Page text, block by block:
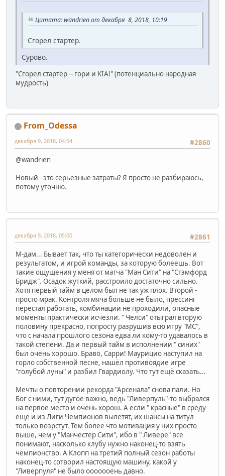
Цитата: wandrien от декабря 8, 2018, 10:19
Сгорел стартер.
Сурово.
"Сгорел стартёр -- гори и KIA!" (потенциально народная
мудрость)
From_Odessa
#2860
декабря 9, 2018, 04:54
@wandrien
Новый - это серьёзные затраты? Я просто не разбираюсь,
потому уточню.
#2861
декабря 9, 2018, 05:00
М-дам... Бывает так, что ты категорически недоволен и
результатом, и игрой команды, за которую болеешь. Вот
такие ощущения у меня от матча "Ман Сити" на "Стэмфорд
Бридж". Осадок жуткий, расстроило достаточно сильно.
Хотя первый тайм в целом был не так уж плох. Второй -
просто мрак. Контроля мяча больше не было, прессинг
перестал работать, комбинации не проходили, опасные
моменты практически исчезли. " Челси" отыграл вторую
половину прекрасно, попросту разрушив всю игру "МС",
что с начала прошлого сезона едва ли кому-то удавалось в
такой степени. Да и первый тайм в исполнении " синих"
был очень хорошо. Браво, Сарри! Маурицио наступил на
горло собственной песне, нашёл противоядие игре
"голубой луны" и разбил Гвардиолу. Что тут ещё сказать...
Мечты о повторении рекорда "Арсенала" снова пали. Но
Бог с ними, тут дугое важно, ведь "Ливерпуль"-то выбрался
на первое место и очень хорош. А если " красные" в среду
ещё и из Лиги Чемпионов вылетят, их шансы на титул
только возрстут. Тем более что мотивация у них просто
выше, чем у "Манчестер Сити", ибо в " Ливере" все
понимают, насколько клубу нужно наконец-то взять
чемпионство. А Клопп на третий полный сезон работы
наконец-то сотворил настоящую машину, какой у
"Ливерпуля" не было ооооооень давно.